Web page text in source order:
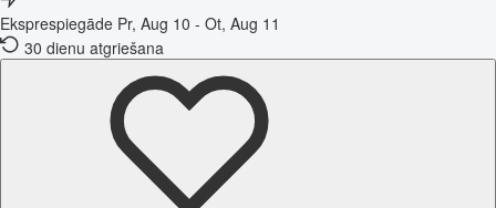
Eksprespiegāde Pr, Aug 10 - Ot, Aug 11
30 dienu atgriešana